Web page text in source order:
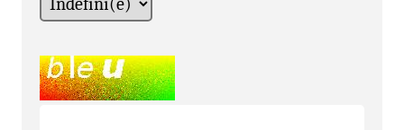
Champ pour les robots. Si vous êtes